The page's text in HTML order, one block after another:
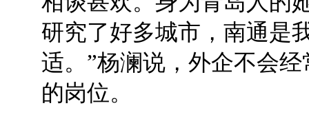
研究了好多城市，南通是
适。”杨澜说，外企不会
的岗位。